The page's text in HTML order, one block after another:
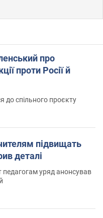
про
проти Росії й
до спільного проєкту
підвищать
деталі
уряд анонсував